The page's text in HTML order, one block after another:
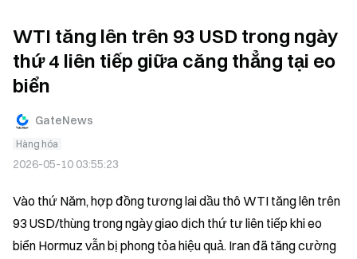
WTI tăng lên trên 93 USD trong ngày
thứ 4 liên tiếp giữa căng thẳng tại eo
biển
GateNews
Hàng hóa
2026-05-10 03:55:23
Vào thứ Năm, hợp đồng tương lai dầu thô WTI tăng lên trên
93 USD/thùng trong ngày giao dịch thứ tư liên tiếp khi eo
biển Hormuz vẫn bị phong tỏa hiệu quả. Iran đã tăng cường